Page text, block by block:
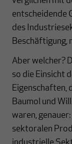
entscheidende
des
Beschäftigung,
Aber welcher?
so die Einsicht
Eigenschaften,
Baumol und
waren,
sektoralen